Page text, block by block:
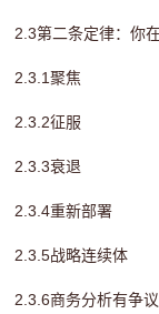
2.3第二条定律：你
2.3.1聚焦
2.3.2征服
2.3.3衰退
2.3.4重新部署
2.3.5战略连续体
2.3.6商务分析有争